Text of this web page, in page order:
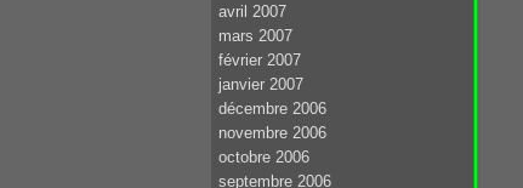
avril 2007
mars 2007
février 2007
janvier 2007
décembre 2006
novembre 2006
octobre 2006
septembre 2006